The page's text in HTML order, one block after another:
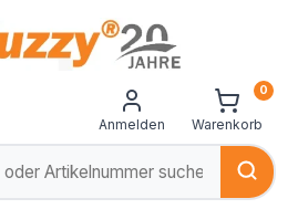
Anmelden Warenkorb
0